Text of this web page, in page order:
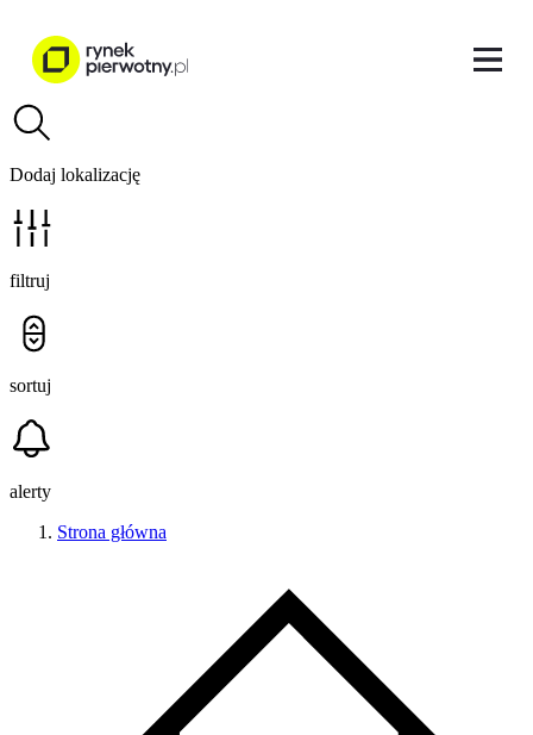
Dodaj lokalizację
filtruj
sortuj
alerty
Strona główna